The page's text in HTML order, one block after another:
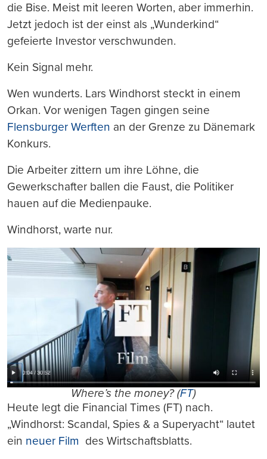
die Bise. Meist mit leeren Worten, aber immerhin.
Jetzt jedoch ist der einst als „Wunderkind“
gefeierte Investor verschwunden.
Kein Signal mehr.
Wen wunderts. Lars Windhorst steckt in einem
Orkan. Vor wenigen Tagen gingen seine
Flensburger Werften an der Grenze zu Dänemark
Konkurs.
Die Arbeiter zittern um ihre Löhne, die
Gewerkschafter ballen die Faust, die Politiker
hauen auf die Medienpauke.
Windhorst, warte nur.
Where’s the money? (FT)
Heute legt die Financial Times (FT) nach.
„Windhorst: Scandal, Spies & a Superyacht“ lautet
ein neuer Film des Wirtschaftsblatts.